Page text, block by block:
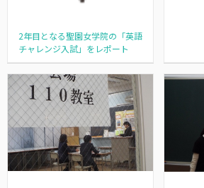
2年目となる聖園女学院の「英語
チャレンジ入試」をレポート